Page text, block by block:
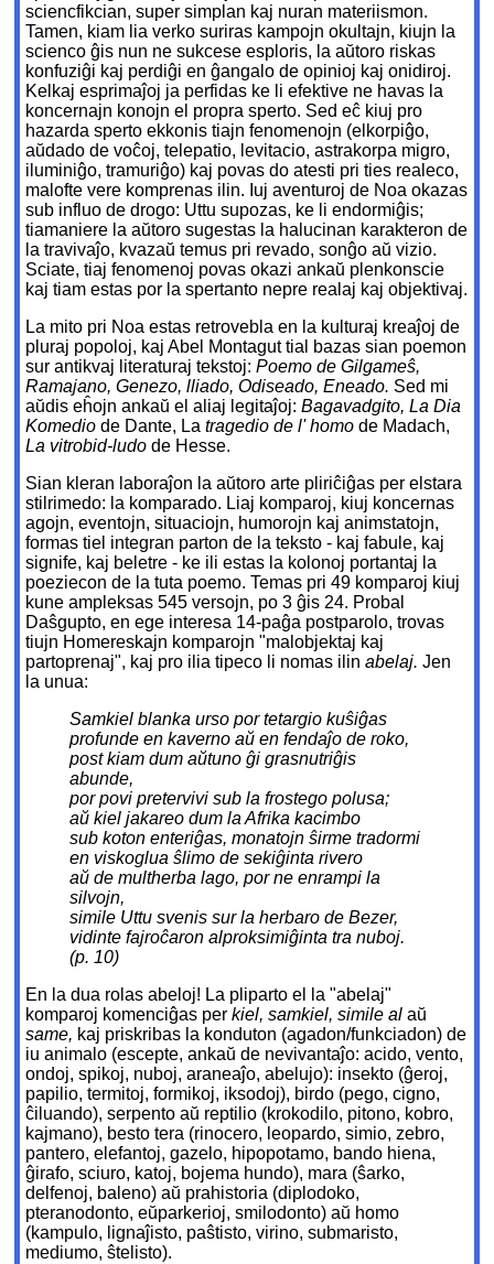
sciencfikcian, super simplan kaj nuran materiismon.
Tamen, kiam lia verko suriras kampojn okultajn, kiujn la
scienco ĝis nun ne sukcese esploris, la aŭtoro riskas
konfuziĝi kaj perdiĝi en ĝangalo de opinioj kaj onidiroj.
Kelkaj esprimaĵoj ja perfidas ke li efektive ne havas la
koncernajn konojn el propra sperto. Sed eĉ kiuj pro
hazarda sperto ekkonis tiajn fenomenojn (elkorpiĝo,
aŭdado de voĉoj, telepatio, levitacio, astrakorpa migro,
iluminiĝo, tramuriĝo) kaj povas do atesti pri ties realeco,
malofte vere komprenas ilin. Iuj aventuroj de Noa okazas
sub influo de drogo: Uttu supozas, ke li endormiĝis;
tiamaniere la aŭtoro sugestas la halucinan karakteron de
la travivaĵo, kvazaŭ temus pri revado, sonĝo aŭ vizio.
Sciate, tiaj fenomenoj povas okazi ankaŭ plenkonscie
kaj tiam estas por la spertanto nepre realaj kaj objektivaj.
La mito pri Noa estas retrovebla en la kulturaj kreaĵoj de
pluraj popoloj, kaj Abel Montagut tial bazas sian poemon
sur antikvaj literaturaj tekstoj:Poemo de Gilgameŝ,
Ramajano, Genezo, lliado, Odiseado, Eneado. Sed mi
aŭdis eĥojn ankaŭ el aliaj legitaĵoj:Bagavadgito, La Dia
Komediode Dante, Latragedio de l' homode Madach,
La vitrobid-ludode Hesse.
Sian kleran laboraĵon la aŭtoro arte pliriĉiĝas per elstara
stilrimedo: la komparado. Liaj komparoj, kiuj koncernas
agojn, eventojn, situaciojn, humorojn kaj animstatojn,
formas tiel integran parton de la teksto - kaj fabule, kaj
signife, kaj beletre - ke ili estas la kolonoj portantaj la
poeziecon de la tuta poemo. Temas pri 49 komparoj kiuj
kune ampleksas 545 versojn, po 3 ĝis 24. Probal
Daŝgupto, en ege interesa 14-paĝa postparolo, trovas
tiujn Homereskajn komparojn "malobjektaj kaj
partoprenaj", kaj pro ilia tipeco li nomas ilinabelaj.Jen
la unua:
Samkiel blanka urso por tetargio kuŝiĝas
profunde en kaverno aŭ en fendaĵo de roko,
post kiam dum aŭtuno ĝi grasnutriĝis
abunde,
por povi pretervivi sub la frostego polusa;
aŭ kiel jakareo dum la Afrika kacimbo
sub koton enteriĝas, monatojn ŝirme tradormi
en viskoglua ŝlimo de sekiĝinta rivero
aŭ de multherba lago, por ne enrampi la
silvojn,
simile Uttu svenis sur la herbaro de Bezer,
vidinte fajroĉaron alproksimiĝinta tra nuboj.
(p. 10)
En la dua rolas abeloj! La pliparto el la "abelaj"
komparoj komenciĝas perkiel, samkiel, simile alaŭ
same, kaj priskribas la konduton (agadon/funkciadon) de
iu animalo (escepte, ankaŭ de nevivantaĵo: acido, vento,
ondoj, spikoj, nuboj, araneaĵo, abelujo): insekto (ĝeroj,
papilio, termitoj, formikoj, iksodoj), birdo (pego, cigno,
ĉiluando), serpento aŭ reptilio (krokodilo, pitono, kobro,
kajmano), besto tera (rinocero, leopardo, simio, zebro,
pantero, elefantoj, gazelo, hipopotamo, bando hiena,
ĝirafo, sciuro, katoj, bojema hundo), mara (ŝarko,
delfenoj, baleno) aŭ prahistoria (diplodoko,
pteranodonto, eŭparkerioj, smilodonto) aŭ homo
(kampulo, lignaĵisto, paŝtisto, virino, submaristo,
mediumo, ŝtelisto).